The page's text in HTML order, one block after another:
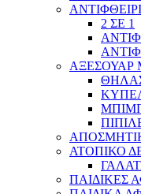
2 ΣΕ 1
ΑΞΕΣΟΥΑΡ
ΑΤΟΠΙΚΟ
ΠΑΙΔΙΚΕΣ